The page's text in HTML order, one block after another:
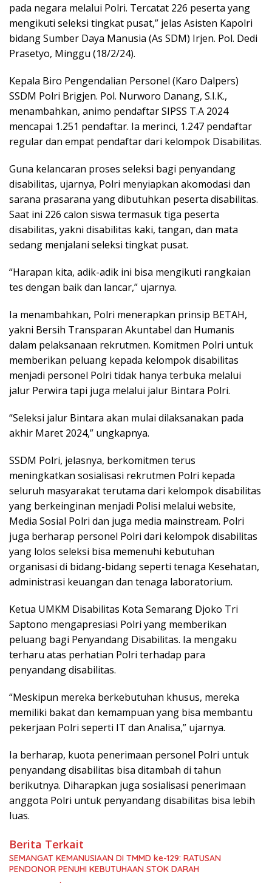
pada negara melalui Polri. Tercatat 226 peserta yang
mengikuti seleksi tingkat pusat,” jelas Asisten Kapolri
bidang Sumber Daya Manusia (As SDM) Irjen. Pol. Dedi
Prasetyo, Minggu (18/2/24).
Kepala Biro Pengendalian Personel (Karo Dalpers)
SSDM Polri Brigjen. Pol. Nurworo Danang, S.I.K.,
menambahkan, animo pendaftar SIPSS T.A 2024
mencapai 1.251 pendaftar. Ia merinci, 1.247 pendaftar
regular dan empat pendaftar dari kelompok Disabilitas.
Guna kelancaran proses seleksi bagi penyandang
disabilitas, ujarnya, Polri menyiapkan akomodasi dan
sarana prasarana yang dibutuhkan peserta disabilitas.
Saat ini 226 calon siswa termasuk tiga peserta
disabilitas, yakni disabilitas kaki, tangan, dan mata
sedang menjalani seleksi tingkat pusat.
“Harapan kita, adik-adik ini bisa mengikuti rangkaian
tes dengan baik dan lancar,” ujarnya.
Ia menambahkan, Polri menerapkan prinsip BETAH,
yakni Bersih Transparan Akuntabel dan Humanis
dalam pelaksanaan rekrutmen. Komitmen Polri untuk
memberikan peluang kepada kelompok disabilitas
menjadi personel Polri tidak hanya terbuka melalui
jalur Perwira tapi juga melalui jalur Bintara Polri.
“Seleksi jalur Bintara akan mulai dilaksanakan pada
akhir Maret 2024,” ungkapnya.
SSDM Polri, jelasnya, berkomitmen terus
meningkatkan sosialisasi rekrutmen Polri kepada
seluruh masyarakat terutama dari kelompok disabilitas
yang berkeinginan menjadi Polisi melalui website,
Media Sosial Polri dan juga media mainstream. Polri
juga berharap personel Polri dari kelompok disabilitas
yang lolos seleksi bisa memenuhi kebutuhan
organisasi di bidang-bidang seperti tenaga Kesehatan,
administrasi keuangan dan tenaga laboratorium.
Ketua UMKM Disabilitas Kota Semarang Djoko Tri
Saptono mengapresiasi Polri yang memberikan
peluang bagi Penyandang Disabilitas. Ia mengaku
terharu atas perhatian Polri terhadap para
penyandang disabilitas.
“Meskipun mereka berkebutuhan khusus, mereka
memiliki bakat dan kemampuan yang bisa membantu
pekerjaan Polri seperti IT dan Analisa,” ujarnya.
Ia berharap, kuota penerimaan personel Polri untuk
penyandang disabilitas bisa ditambah di tahun
berikutnya. Diharapkan juga sosialisasi penerimaan
anggota Polri untuk penyandang disabilitas bisa lebih
luas.
Berita Terkait
SEMANGAT KEMANUSIAAN DI TMMD ke-129: RATUSAN
PENDONOR PENUHI KEBUTUHAAN STOK DARAH